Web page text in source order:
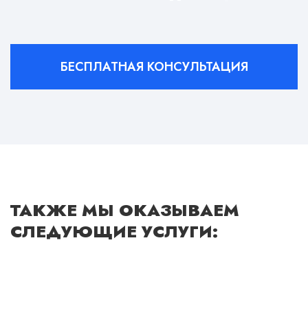
БЕСПЛАТНАЯ КОНСУЛЬТАЦИЯ
ТАКЖЕ МЫ ОКАЗЫВАЕМ
СЛЕДУЮЩИЕ УСЛУГИ: